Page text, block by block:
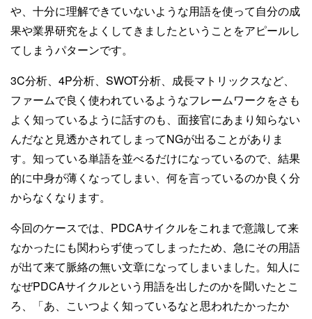
や、十分に理解できていないような用語を使って自分の成
果や業界研究をよくしてきましたということをアピールし
てしまうパターンです。
3C分析、4P分析、SWOT分析、成長マトリックスなど、
ファームで良く使われているようなフレームワークをさも
よく知っているように話すのも、面接官にあまり知らない
んだなと見透かされてしまってNGが出ることがありま
す。知っている単語を並べるだけになっているので、結果
的に中身が薄くなってしまい、何を言っているのか良く分
からなくなります。
今回のケースでは、PDCAサイクルをこれまで意識して来
なかったにも関わらず使ってしまったため、急にその用語
が出て来て脈絡の無い文章になってしまいました。知人に
なぜPDCAサイクルという用語を出したのかを聞いたとこ
ろ、「あ、こいつよく知っているなと思われたかったか